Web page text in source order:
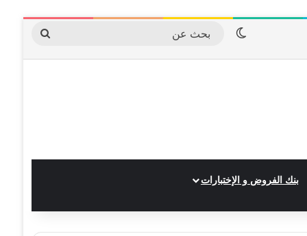
الوضع المظلم
بحث
عن
بنك الفروض و الإختبارات